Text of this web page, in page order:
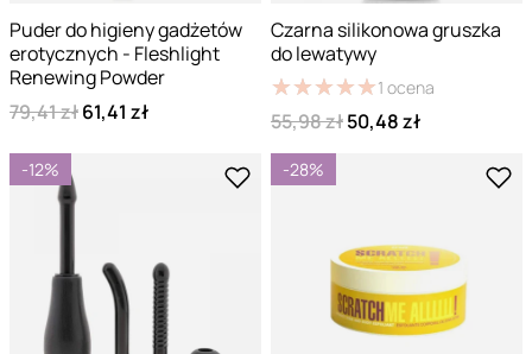
Puder do higieny gadżetów
erotycznych - Fleshlight
Renewing Powder
79,41 zł61,41 zł
Czarna silikonowa gruszka
do lewatywy
★★★★★
★★★★★1 ocena
55,98 zł50,48 zł
-12% -28%